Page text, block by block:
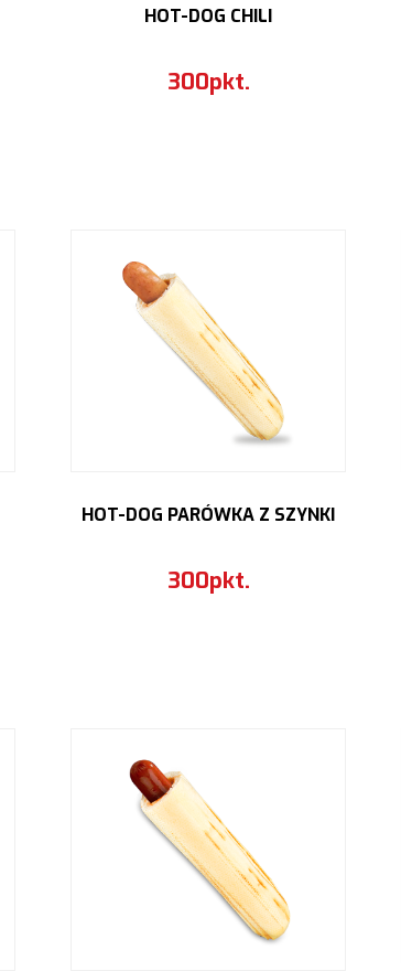
HOT-DOG CHILI
300pkt.
HOT-DOG PARÓWKA Z SZYNKI
300pkt.